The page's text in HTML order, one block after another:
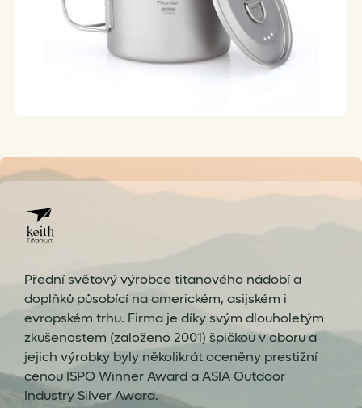
Přední světový výrobce titanového nádobí a
doplňků působící na americkém, asijském i
evropském trhu. Firma je díky svým dlouholetým
zkušenostem (založeno 2001) špičkou v oboru a
jejich výrobky byly několikrát oceněny prestižní
cenou ISPO Winner Award a ASIA Outdoor
Industry Silver Award.